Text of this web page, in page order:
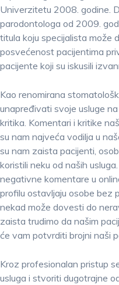
Univerzitetu 2008. godine.
parodontologa od 2009.
titula koju specijalista može
posvećenost pacijentima
pacijente koji su iskusili
Kao renomirana
unapređivati svoje usluge
kritika. Komentari i kritike
su nam najveća vodilja u
su nam zaista pacijenti,
koristili neku od naših
negativne komentare u
profilu ostavljaju osobe bez
nekad može dovesti do
zaista trudimo da našim
će vam potvrditi brojni naši
Kroz profesionalan pristup
usluga i stvoriti dugotrajne